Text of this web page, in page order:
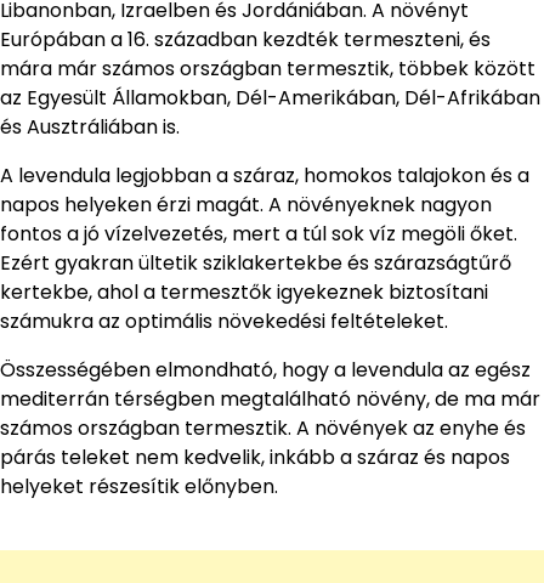
Libanonban, Izraelben és Jordániában. A növényt
Európában a 16. században kezdték termeszteni, és
mára már számos országban termesztik, többek között
az Egyesült Államokban, Dél-Amerikában, Dél-Afrikában
és Ausztráliában is.
A levendula legjobban a száraz, homokos talajokon és a
napos helyeken érzi magát. A növényeknek nagyon
fontos a jó vízelvezetés, mert a túl sok víz megöli őket.
Ezért gyakran ültetik sziklakertekbe és szárazságtűrő
kertekbe, ahol a termesztők igyekeznek biztosítani
számukra az optimális növekedési feltételeket.
Összességében elmondható, hogy a levendula az egész
mediterrán térségben megtalálható növény, de ma már
számos országban termesztik. A növények az enyhe és
párás teleket nem kedvelik, inkább a száraz és napos
helyeket részesítik előnyben.